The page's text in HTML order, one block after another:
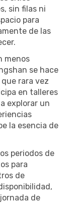
sin filas ni
para
de las
menos
se hace
rara vez
en talleres
explorar un
la esencia de
periodos de
para
de
de